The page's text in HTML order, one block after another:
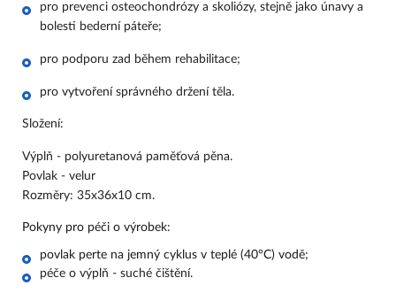
pro prevenci osteochondrózy a skoliózy, stejně jako únavy a
bolesti bederní páteře;
pro podporu zad během rehabilitace;
pro vytvoření správného držení těla.
Složení:
Výplň - polyuretanová paměťová pěna.
Povlak - velur
Rozměry: 35х36х10 cm.
Pokyny pro péči o výrobek:
povlak perte na jemný cyklus v teplé (40°C) vodě;
péče o výplň - suché čištění.